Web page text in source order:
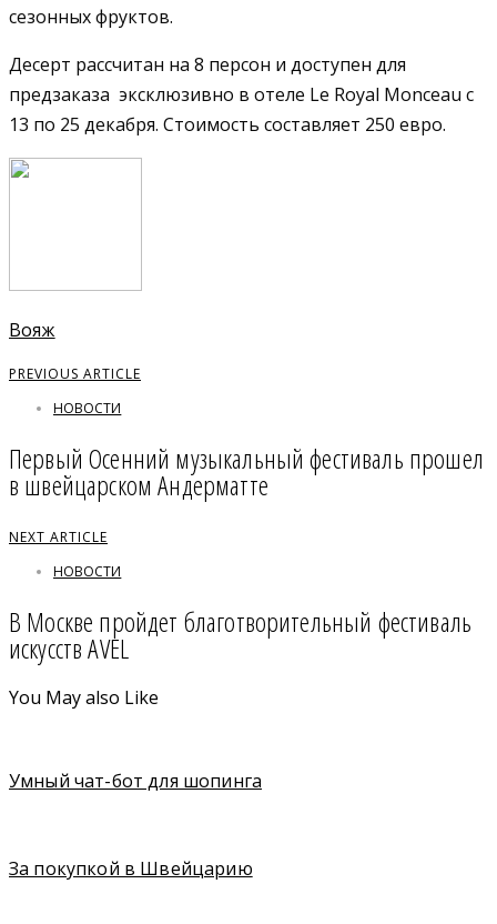
сезонных фруктов.
Десерт рассчитан на 8 персон и доступен для
предзаказа эксклюзивно в отеле Le Royal Monceau с
13 по 25 декабря. Стоимость составляет 250 евро.
Вояж
PREVIOUS ARTICLE
НОВОСТИ
Первый Осенний музыкальный фестиваль прошел
в швейцарском Андерматте
NEXT ARTICLE
НОВОСТИ
В Москве пройдет благотворительный феcтиваль
искусств AVEL
You May also Like
Умный чат-бот для шопинга
За покупкой в Швейцарию